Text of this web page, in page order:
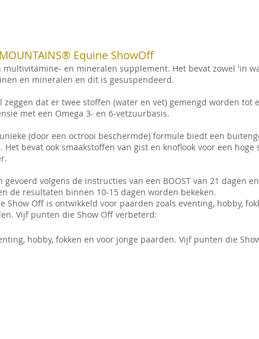
Equine ShowOff
multivitamine- en mineralen supplement. Het bevat zowel 'in
en mineralen en dit is gesuspendeerd.
zeggen dat er twee stoffen (water en vet) gemengd worden tot
met een Omega 3- en 6-vetzuurbasis.
(door een octrooi beschermde) formule biedt een
Het bevat ook smaakstoffen van gist en knoflook voor een
gevoerd volgens de instructies van een BOOST van 21 dagen
de resultaten binnen 10-15 dagen worden bekeken.
Show Off is ontwikkeld voor paarden zoals eventing, hobby,
Vijf punten die Show Off verbeterd:
hobby, fokken en voor jonge paarden. Vijf punten die